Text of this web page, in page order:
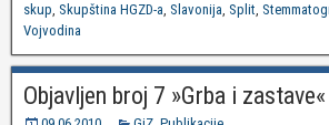
skup, Skupština HGZD-a, Slavonija, Split,
Vojvodina
Objavljen broj 7 »Grba i zastave«